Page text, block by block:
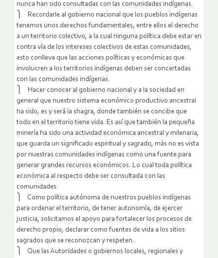
nunca han sido consultadas con las comunidades indígenas.
⎫ Recordarle al gobierno nacional que los pueblos indígenas
tenemos unos derechos fundamentales, entre ellos el derecho
a un territorio colectivo, a la cual ninguna política debe estar en
contra vía de los intereses colectivos de estas comunidades,
esto conlleva que las acciones políticas y económicas que
involucren a los territorios indígenas deben ser concertadas
con las comunidades indígenas.
⎫ Hacer conocer al gobierno nacional y a la sociedad en
general que nuestro sistema económico productivo ancestral
ha sido, es y será la shagra, donde también se concibe que
todo en el territorio tiene vida. Es así que también la pequeña
minería ha sido una actividad económica ancestral y milenaria,
que guarda un significado espiritual y sagrado, más no es vista
por nuestras comunidades indígenas como una fuente para
generar grandes recursos económicos. Lo cual toda política
económica al respecto debe ser consultada con las
comunidades.
⎫ Como política autónoma de nuestros pueblos indígenas
para ordenar el territorio, de tener autonomía, de ejercer
justicia, solicitamos el apoyo para fortalecer los procesos de
derecho propio, declarar como fuentes de vida a los sitios
sagrados que se reconozcan y respeten.
⎫ Que las Autoridades o gobiernos locales, regionales y